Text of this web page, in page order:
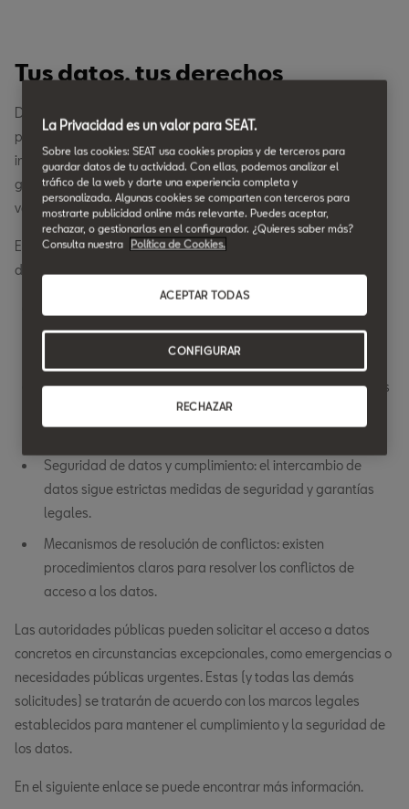
Tus datos, tus derechos
De acuerdo con la Ley de datos de la UE, defendemos los
principios de transparencia, equidad y control del usuario en el
intercambio de datos. La legislación garantiza que los datos
generados sean accesibles en condiciones bien definidas, a la
vez que prioriza la seguridad y el cumplimiento.
Estos son algunos de los principales aspectos de la Ley de
datos de la UE:
como las empresas tienen derecho a acceder a los datos
que generan y a gestionarlos.
Acceso y uso justos: los usuarios pueden solicitar sus datos
para sí mismos o compartirlos de forma segura con las
Seguridad de datos y cumplimiento: el intercambio de
datos sigue estrictas medidas de seguridad y garantías
legales.
Mecanismos de resolución de conflictos: existen
procedimientos claros para resolver los conflictos de
acceso a los datos.
Las autoridades públicas pueden solicitar el acceso a datos
concretos en circunstancias excepcionales, como emergencias o
necesidades públicas urgentes. Estas (y todas las demás
solicitudes) se tratarán de acuerdo con los marcos legales
establecidos para mantener el cumplimiento y la seguridad de
los datos.
En el siguiente enlace se puede encontrar más información.
La Privacidad es un valor para SEAT.
Sobre las cookies: SEAT usa cookies propias y de terceros para
guardar datos de tu actividad. Con ellas, podemos analizar el
tráfico de la web y darte una experiencia completa y
personalizada. Algunas cookies se comparten con terceros para
mostrarte publicidad online más relevante. Puedes aceptar,
rechazar, o gestionarlas en el configurador. ¿Quieres saber más?
Consulta nuestra
Política de Cookies.
RECHAZAR
ACEPTAR TODAS
CONFIGURAR